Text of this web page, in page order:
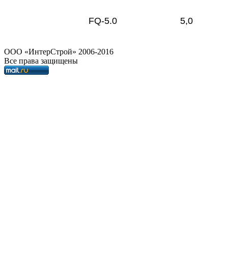
FQ-5.0 5,0
OOO «ИнтерСтрой» 2006-2016
Все права защищены